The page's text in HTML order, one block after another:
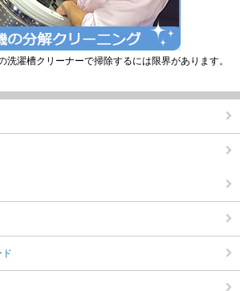
洗濯槽クリーナーで掃除するには限界があります。
ド